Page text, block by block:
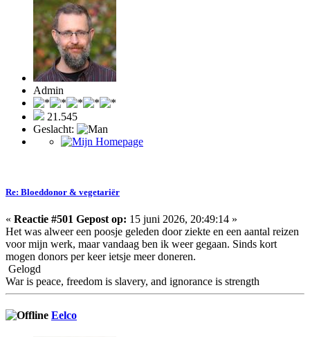
Admin
21.545
Geslacht:
Re: Bloeddonor & vegetariër
« Reactie #501 Gepost op: 15 juni 2026, 20:49:14 »
Het was alweer een poosje geleden door ziekte en een aantal reizen
voor mijn werk, maar vandaag ben ik weer gegaan. Sinds kort
mogen donors per keer ietsje meer doneren.
Gelogd
War is peace, freedom is slavery, and ignorance is strength
Eelco